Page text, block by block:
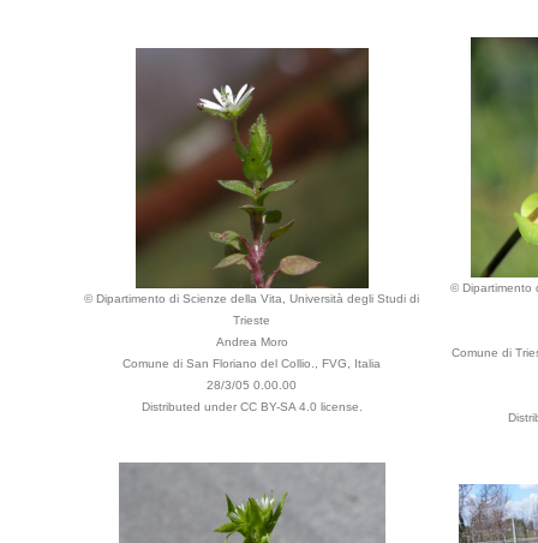
© Dipartimento di Scienze della Vita, Università degli Studi di
Trieste
Andrea Moro
Comune di San Floriano del Collio., FVG, Italia
28/3/05 0.00.00
Distributed under CC BY-SA 4.0 license.
© Dipartimento
Comune di